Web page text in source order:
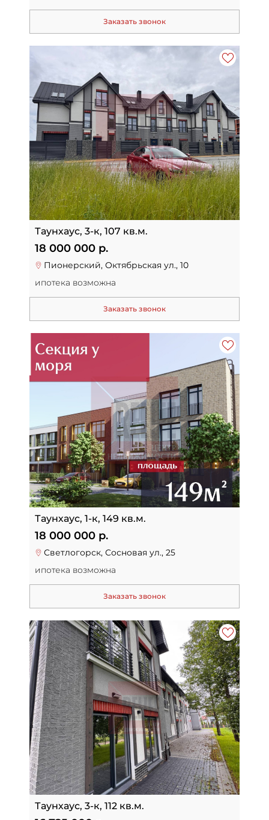
Заказать звонок
Таунхаус, 3-к, 107 кв.м.
18 000 000 р.
Пионерский, Октябрьская ул., 10
ипотека возможна
Заказать звонок
Таунхаус, 1-к, 149 кв.м.
18 000 000 р.
Светлогорск, Сосновая ул., 25
ипотека возможна
Заказать звонок
Таунхаус, 3-к, 112 кв.м.